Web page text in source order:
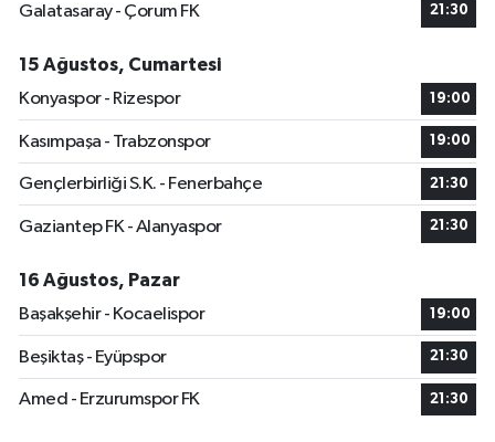
Galatasaray - Çorum FK
21:30
15 Ağustos, Cumartesi
Konyaspor - Rizespor
19:00
Kasımpaşa - Trabzonspor 19:00
Gençlerbirliği S.K. - Fenerbahçe 21:30
Gaziantep FK - Alanyaspor 21:30
16 Ağustos, Pazar
Başakşehir - Kocaelispor
19:00
Beşiktaş - Eyüpspor 21:30
Amed - Erzurumspor FK 21:30